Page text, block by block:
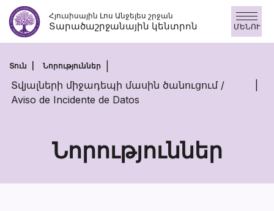
Անցնել
բովանդակությանըՀյուսիսային Լոս Անջելես շրջան
Տարածաշրջանային կենտրոն ՄԵՆՈՒ
Տուն Նորություններ
Տվյալների միջադեպի մասին ծանուցում /
Aviso de Incidente de Datos
Նորություններ